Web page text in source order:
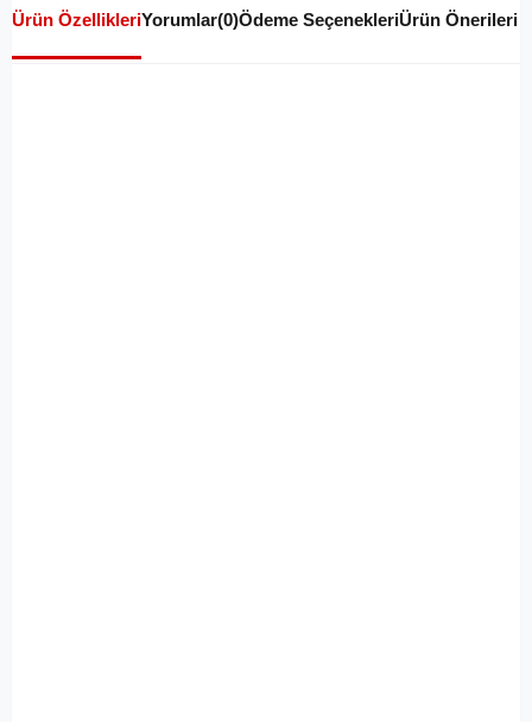
Ürün ÖzellikleriYorumlar(0)Ödeme SeçenekleriÜrün Önerileri